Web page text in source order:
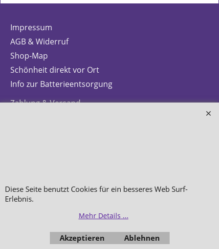
Impressum
AGB & Widerruf
Shop-Map
Schönheit direkt vor Ort
Info zur Batterieentsorgung
Zahlung & Versand
Bestellung widerrufen
WebShop erstellt mit
Diese Seite benutzt Cookies für ein besseres Web Surf-
Erlebnis.
Mehr Details ...
Akzeptieren Ablehnen